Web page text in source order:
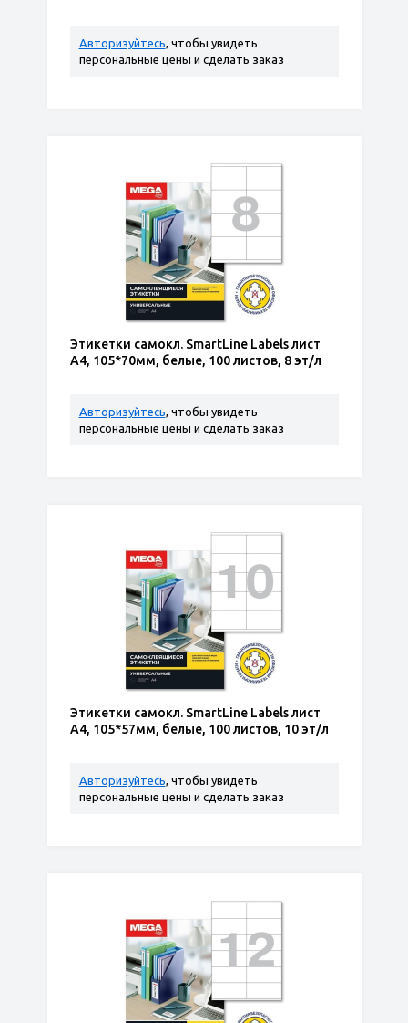
Авторизуйтесь, чтобы увидеть
персональные цены и сделать заказ
Этикетки самокл. SmartLine Labels лист
А4, 105*70мм, белые, 100 листов, 8 эт/л
Авторизуйтесь, чтобы увидеть
персональные цены и сделать заказ
Этикетки самокл. SmartLine Labels лист
А4, 105*57мм, белые, 100 листов, 10 эт/л
Авторизуйтесь, чтобы увидеть
персональные цены и сделать заказ